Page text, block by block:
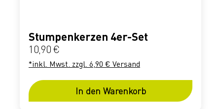
Stumpenkerzen 4er-Set
Regulärer Preis:
10,90 €
*inkl. Mwst. zzgl. 6,90 € Versand
In den Warenkorb